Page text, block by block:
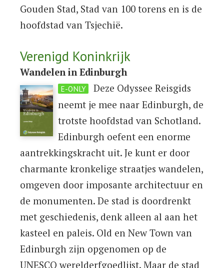
Gouden Stad, Stad van 100 torens en is de
hoofdstad van Tsjechië.
Verenigd Koninkrijk
Wandelen in Edinburgh
E-ONLY
Deze Odyssee Reisgids
neemt je mee naar Edinburgh, de
trotste hoofdstad van Schotland.
Edinburgh oefent een enorme
aantrekkingskracht uit. Je kunt er door
charmante kronkelige straatjes wandelen,
omgeven door imposante architectuur en
de monumenten. De stad is doordrenkt
met geschiedenis, denk alleen al aan het
kasteel en paleis. Old en New Town van
Edinburgh zijn opgenomen op de
UNESCO werelderfgoedlijst. Maar de stad